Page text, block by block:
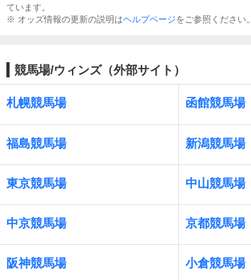
ています。
※ オッズ情報の更新の説明はヘルプページをご参照ください。
競馬場/ウィンズ（外部サイト）
札幌競馬場 函館競馬場
福島競馬場 新潟競馬場
東京競馬場 中山競馬場
中京競馬場 京都競馬場
阪神競馬場 小倉競馬場